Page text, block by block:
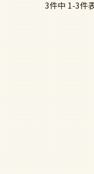
3件中 1-3件